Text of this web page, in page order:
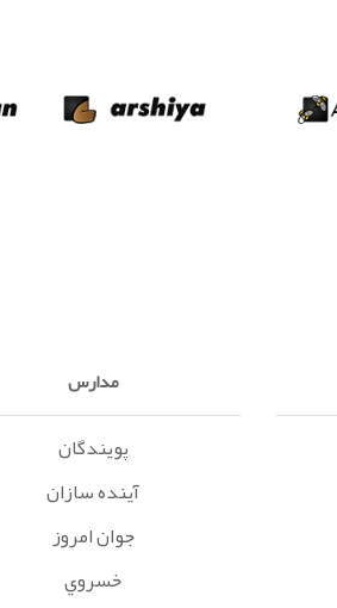
مدارس
پويندگان
آينده سازان
جوان امروز
خسروي